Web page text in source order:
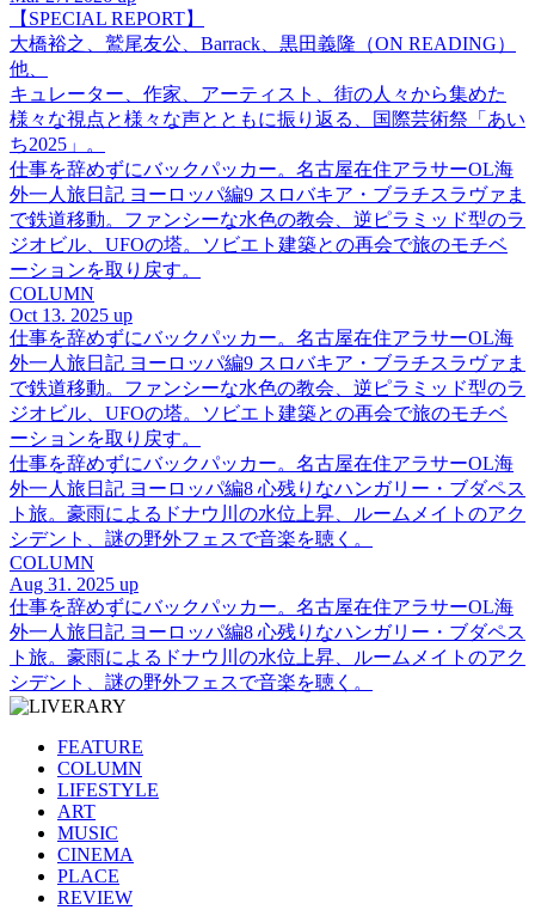
【SPECIAL REPORT】
大橋裕之、鷲尾友公、Barrack、黒田義隆（ON READING）
他、
キュレーター、作家、アーティスト、街の人々から集めた
様々な視点と様々な声とともに振り返る、国際芸術祭「あい
ち2025」。
仕事を辞めずにバックパッカー。名古屋在住アラサーOL海
外一人旅日記 ヨーロッパ編9 スロバキア・ブラチスラヴァま
で鉄道移動。ファンシーな水色の教会、逆ピラミッド型のラ
ジオビル、UFOの塔。ソビエト建築との再会で旅のモチベ
ーションを取り戻す。
COLUMN
Oct 13. 2025 up
仕事を辞めずにバックパッカー。名古屋在住アラサーOL海
外一人旅日記 ヨーロッパ編9 スロバキア・ブラチスラヴァま
で鉄道移動。ファンシーな水色の教会、逆ピラミッド型のラ
ジオビル、UFOの塔。ソビエト建築との再会で旅のモチベ
ーションを取り戻す。
仕事を辞めずにバックパッカー。名古屋在住アラサーOL海
外一人旅日記 ヨーロッパ編8 心残りなハンガリー・ブダペス
ト旅。豪雨によるドナウ川の水位上昇、ルームメイトのアク
シデント、謎の野外フェスで音楽を聴く。
COLUMN
Aug 31. 2025 up
仕事を辞めずにバックパッカー。名古屋在住アラサーOL海
外一人旅日記 ヨーロッパ編8 心残りなハンガリー・ブダペス
ト旅。豪雨によるドナウ川の水位上昇、ルームメイトのアク
シデント、謎の野外フェスで音楽を聴く。
FEATURE
COLUMN
LIFESTYLE
ART
MUSIC
CINEMA
PLACE
REVIEW